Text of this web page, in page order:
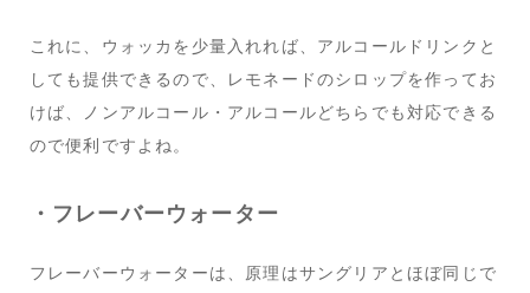
これに、ウォッカを少量入れれば、アルコールドリンクと
しても提供できるので、レモネードのシロップを作ってお
けば、ノンアルコール・アルコールどちらでも対応できる
ので便利ですよね。
・フレーバーウォーター
フレーバーウォーターは、原理はサングリアとほぼ同じで